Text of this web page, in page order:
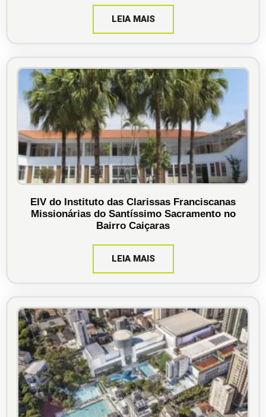
LEIA MAIS
EIV do Instituto das Clarissas Franciscanas
Missionárias do Santíssimo Sacramento no
Bairro Caiçaras
LEIA MAIS